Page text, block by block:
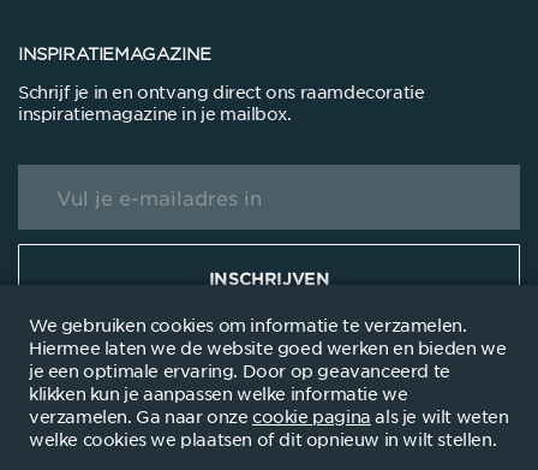
INSPIRATIEMAGAZINE
Schrijf je in en ontvang direct ons raamdecoratie
inspiratiemagazine in je mailbox.
INSCHRIJVEN
© 2025 Disclaimer Privacyverklanring Cookieverklaring Dealersite
We gebruiken cookies om informatie te verzamelen.
Hiermee laten we de website goed werken en bieden we
je een optimale ervaring. Door op geavanceerd te
klikken kun je aanpassen welke informatie we
verzamelen. Ga naar onzecookie pagina als je wilt weten
welke cookies we plaatsen of dit opnieuw in wilt stellen.